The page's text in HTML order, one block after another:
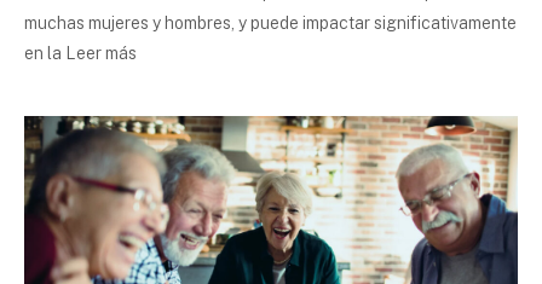
muchas mujeres y hombres, y puede impactar significativamente
en la
Leer más